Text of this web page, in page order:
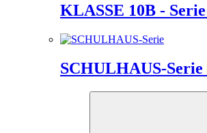
KLASSE 10B - Serie
SCHULHAUS-Serie